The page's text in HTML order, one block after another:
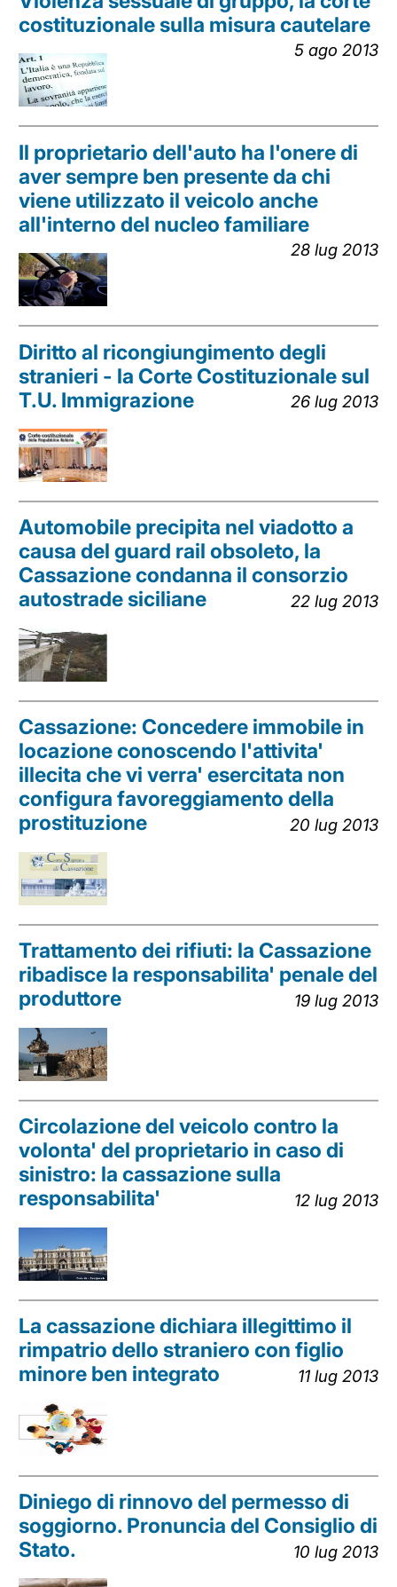
costituzionale sulla misura cautelare
5 ago 2013
Il proprietario dell'auto ha l'onere di
aver sempre ben presente da chi
viene utilizzato il veicolo anche
all'interno del nucleo familiare
28 lug 2013
Diritto al ricongiungimento degli
stranieri - la Corte Costituzionale sul
T.U. Immigrazione
26 lug 2013
Automobile precipita nel viadotto a
causa del guard rail obsoleto, la
Cassazione condanna il consorzio
autostrade siciliane
22 lug 2013
Cassazione: Concedere immobile in
locazione conoscendo l'attivita'
illecita che vi verra' esercitata non
configura favoreggiamento della
prostituzione
20 lug 2013
Trattamento dei rifiuti: la Cassazione
ribadisce la responsabilita' penale del
produttore
19 lug 2013
Circolazione del veicolo contro la
volonta' del proprietario in caso di
sinistro: la cassazione sulla
responsabilita'
12 lug 2013
La cassazione dichiara illegittimo il
rimpatrio dello straniero con figlio
minore ben integrato
11 lug 2013
Diniego di rinnovo del permesso di
soggiorno. Pronuncia del Consiglio di
Stato.
10 lug 2013